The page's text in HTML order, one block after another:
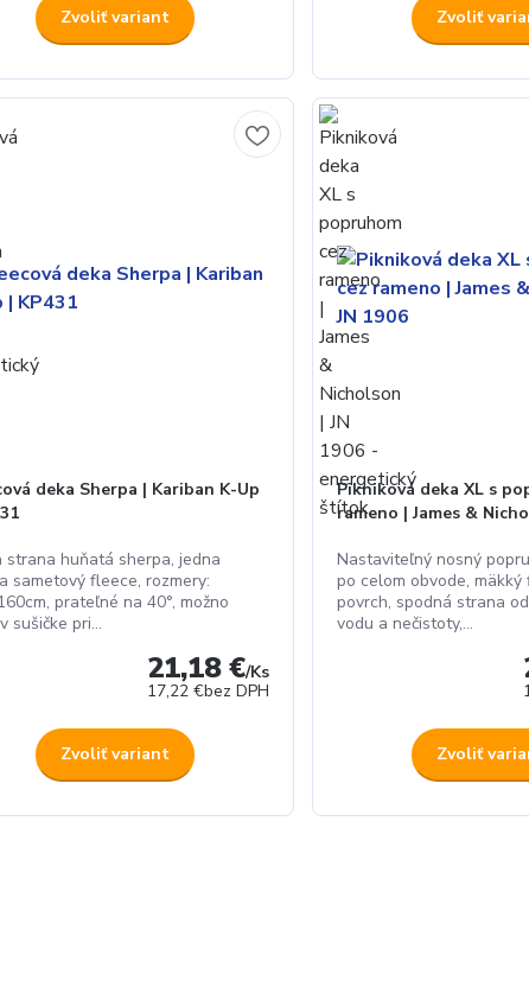
Zvoliť variant Zvoliť
deka Sherpa | Kariban K-Up
strana huňatá sherpa, jedna
sametový fleece, rozmery:
prateľné na 40°, možno
sušičke pri...
21,18 €/Ks
17,22 €bez DPH
Zvoliť variant
Pikniková deka XL s
rameno | James &
Nastaviteľný nosný
po celom obvode, mäkký
povrch, spodná strana
vodu a nečistoty,...
Zvoliť